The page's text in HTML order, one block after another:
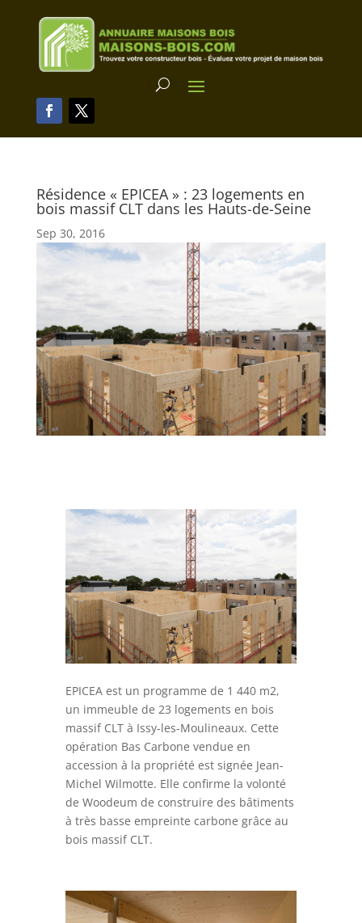
Résidence « EPICEA » : 23 logements en
bois massif CLT dans les Hauts-de-Seine
Sep 30, 2016
EPICEA est un programme de 1 440 m2,
un immeuble de 23 logements en bois
massif CLT à Issy-les-Moulineaux. Cette
opération Bas Carbone vendue en
accession à la propriété est signée Jean-
Michel Wilmotte. Elle confirme la volonté
de Woodeum de construire des bâtiments
à très basse empreinte carbone grâce au
bois massif CLT.